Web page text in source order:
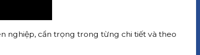
nghiệp, cẩn trọng trong từng chi tiết và theo